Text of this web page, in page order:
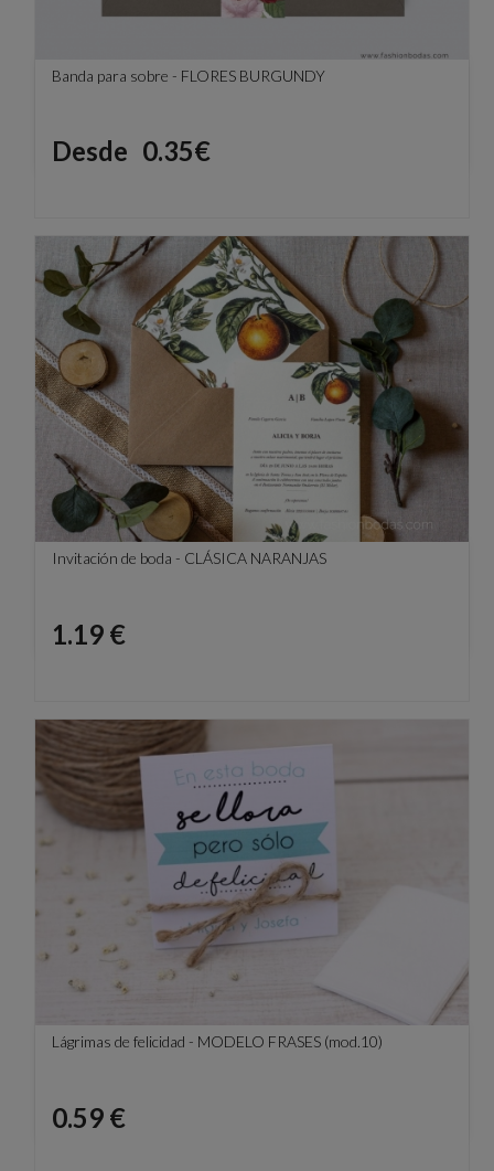
Banda para sobre - FLORES BURGUNDY
Precio
Desde 0.35€
Invitación de boda - CLÁSICA NARANJAS
Precio
1.19 €
Lágrimas de felicidad - MODELO FRASES (mod.10)
Precio
0.59 €